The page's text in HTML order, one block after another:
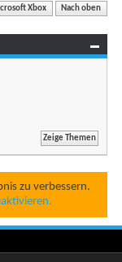
Xbox Nach oben
zu verbessern.